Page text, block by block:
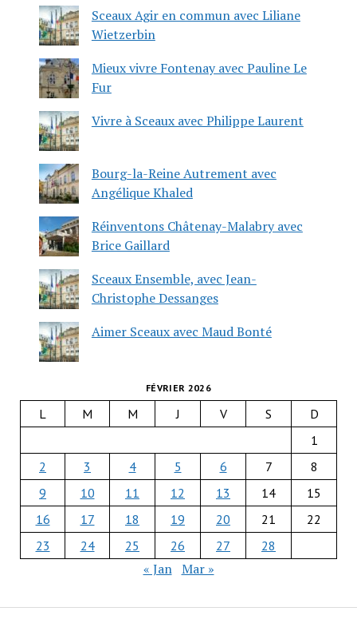
Sceaux Agir en commun avec Liliane
Wietzerbin
Mieux vivre Fontenay avec Pauline Le
Fur
Vivre à Sceaux avec Philippe Laurent
Bourg-la-Reine Autrement avec
Angélique Khaled
Réinventons Châtenay-Malabry avec
Brice Gaillard
Sceaux Ensemble, avec Jean-
Christophe Dessanges
Aimer Sceaux avec Maud Bonté
FÉVRIER 2026
L M M J V S
D
1
2
3 4 5 6 7
8
9
10 11 12 13 14
15
16
17 18 19 20 21
22
23
24 25 26 27 28
« Jan Mar »